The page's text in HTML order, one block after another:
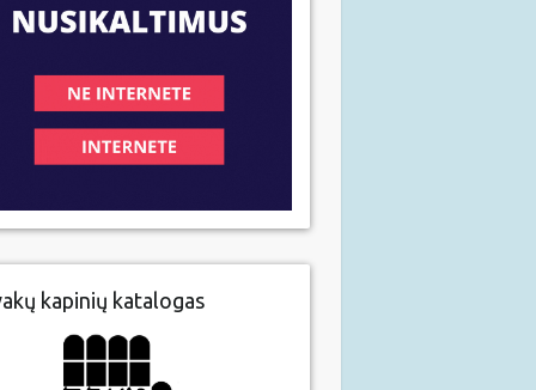
kapinių katalogas